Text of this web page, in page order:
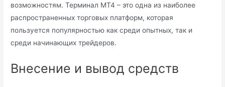
возможностям. Терминал МТ4 – это одна из наиболее
распространенных торговых платформ, которая
пользуется популярностью как среди опытных, так и
среди начинающих трейдеров.
Внесение и вывод средств